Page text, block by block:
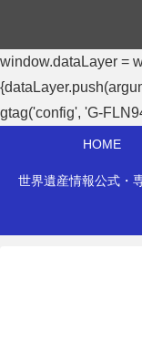
window.dataLayer =
gtag('config', 'G-
HOME
世界遺産情報公式・